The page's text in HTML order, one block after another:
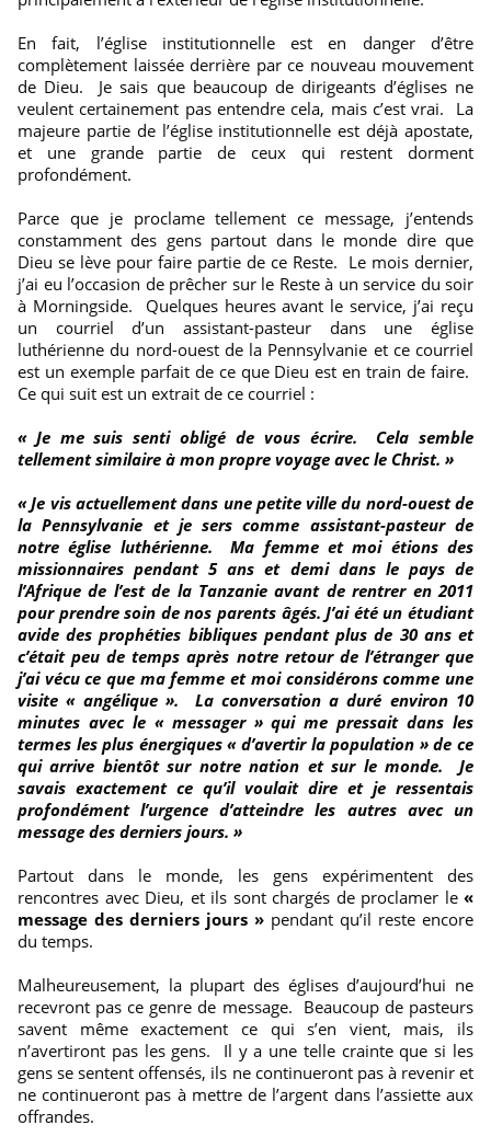
En fait, l’église institutionnelle est en danger d’être
complètement laissée derrière par ce nouveau mouvement
de Dieu. Je sais que beaucoup de dirigeants d’églises ne
veulent certainement pas entendre cela, mais c’est vrai. La
majeure partie de l’église institutionnelle est déjà apostate,
et une grande partie de ceux qui restent dorment
profondément.
Parce que je proclame tellement ce message, j’entends
constamment des gens partout dans le monde dire que
Dieu se lève pour faire partie de ce Reste. Le mois dernier,
j’ai eu l’occasion de prêcher sur le Reste à un service du soir
à Morningside. Quelques heures avant le service, j’ai reçu
un courriel d’un assistant-pasteur dans une église
luthérienne du nord-ouest de la Pennsylvanie et ce courriel
est un exemple parfait de ce que Dieu est en train de faire.
Ce qui suit est un extrait de ce courriel :
« Je me suis senti obligé de vous écrire. Cela semble
tellement similaire à mon propre voyage avec le Christ. »
« Je vis actuellement dans une petite ville du nord-ouest de
la Pennsylvanie et je sers comme assistant-pasteur de
notre église luthérienne. Ma femme et moi étions des
missionnaires pendant 5 ans et demi dans le pays de
l’Afrique de l’est de la Tanzanie avant de rentrer en 2011
pour prendre soin de nos parents âgés. J’ai été un étudiant
avide des prophéties bibliques pendant plus de 30 ans et
c’était peu de temps après notre retour de l’étranger que
j’ai vécu ce que ma femme et moi considérons comme une
visite « angélique ». La conversation a duré environ 10
minutes avec le « messager » qui me pressait dans les
termes les plus énergiques « d’avertir la population » de ce
qui arrive bientôt sur notre nation et sur le monde. Je
savais exactement ce qu’il voulait dire et je ressentais
profondément l’urgence d’atteindre les autres avec un
message des derniers jours. »
Partout dans le monde, les gens expérimentent des
rencontres avec Dieu, et ils sont chargés de proclamer le «
message des derniers jours » pendant qu’il reste encore
du temps.
Malheureusement, la plupart des églises d’aujourd’hui ne
recevront pas ce genre de message. Beaucoup de pasteurs
savent même exactement ce qui s’en vient, mais, ils
n’avertiront pas les gens. Il y a une telle crainte que si les
gens se sentent offensés, ils ne continueront pas à revenir et
ne continueront pas à mettre de l’argent dans l’assiette aux
offrandes.